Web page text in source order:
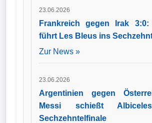
23.06.2026
Frankreich gegen Irak 3:0:
führt Les Bleus ins
Zur News »
23.06.2026
Argentinien gegen
Messi schießt
Sechzehntelfinale